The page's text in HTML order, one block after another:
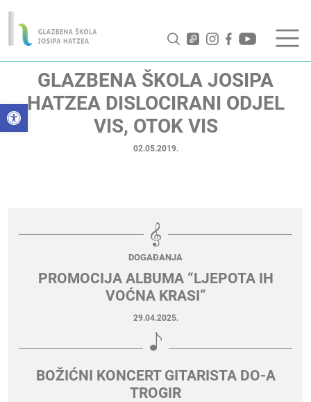
Open toolbar
GLAZBENA ŠKOLA JOSIPA
HATZEA DISLOCIRANI ODJEL
VIS, OTOK VIS
02.05.2019.
DOGAĐANJA
PROMOCIJA ALBUMA “LJEPOTA IH
VOĆNA KRASI”
29.04.2025.
BOŽIĆNI KONCERT GITARISTA DO-A
TROGIR